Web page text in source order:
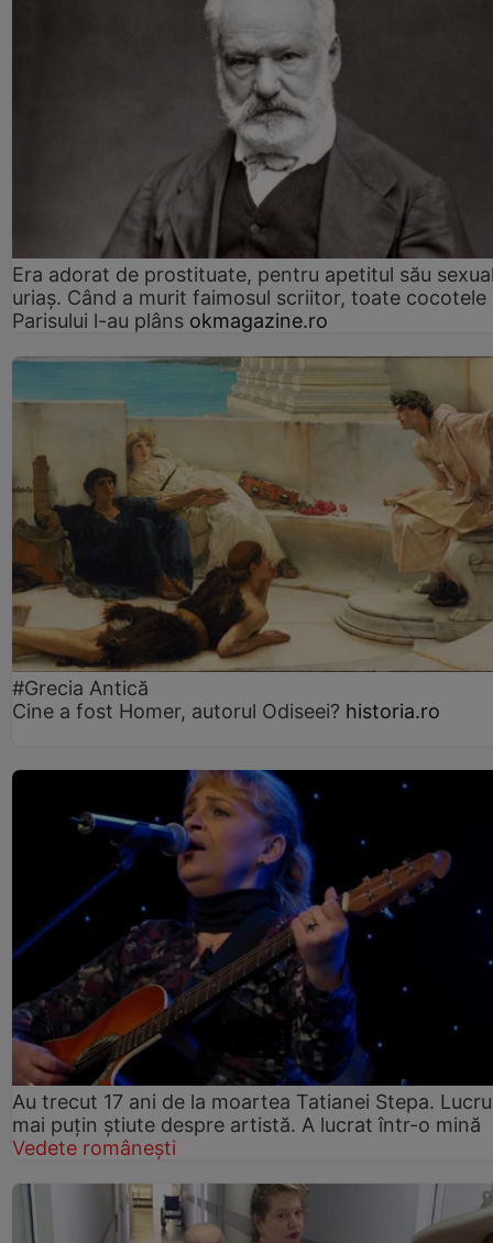
Era adorat de prostituate, pentru apetitul său
uriaș. Când a murit faimosul scriitor, toate cocotele
Parisului l-au plâns okmagazine.ro
#Grecia Antică
Cine a fost Homer, autorul Odiseei? historia.ro
Au trecut 17 ani de la moartea Tatianei Stepa.
mai puțin știute despre artistă. A lucrat într-o mină
Vedete românești